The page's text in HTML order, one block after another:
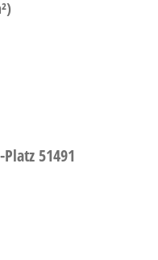
51491